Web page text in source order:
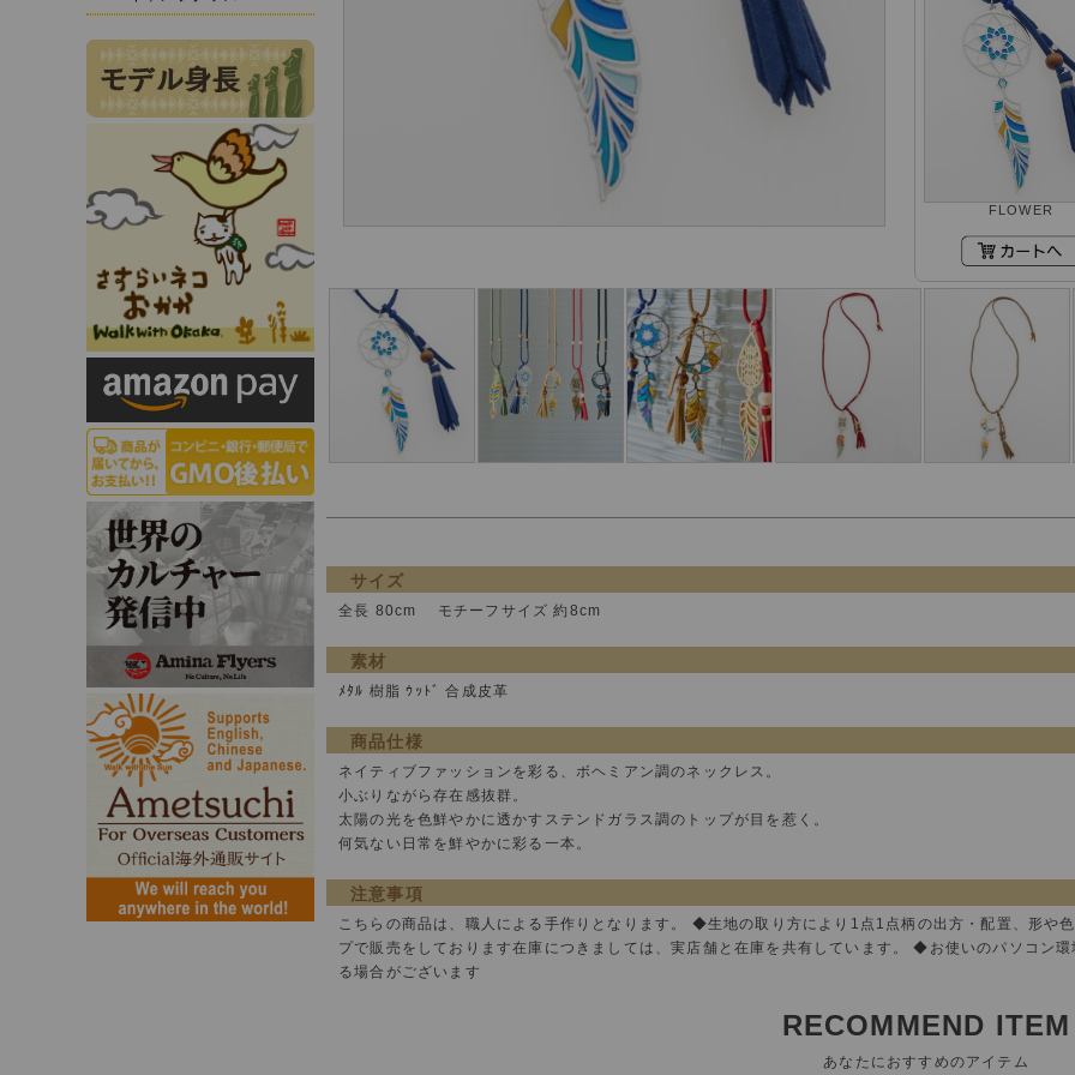
FLOWER
サイズ
全長 80cm モチーフサイズ 約8cm
素材
ﾒﾀﾙ 樹脂 ｳｯﾄﾞ 合成皮革
商品仕様
ネイティブファッションを彩る、ボヘミアン調のネックレス。
小ぶりながら存在感抜群。
太陽の光を色鮮やかに透かすステンドガラス調のトップが目を惹く。
何気ない日常を鮮やかに彩る一本。
注意事項
こちらの商品は、職人による手作りとなります。 ◆生地の取り方により1点1点柄の出方・配置、形
プで販売をしております在庫につきましては、実店舗と在庫を共有しています。 ◆お使いのパソコン
る場合がございます
RECOMMEND ITEM
あなたにおすすめのアイテム